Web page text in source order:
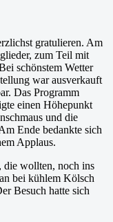
gratulieren. Am
zum Teil mit
schönstem Wetter
war ausverkauft
Das Programm
einen Höhepunkt
und die
Ende bedankte sich
Applaus.
die wollten, noch ins
bei kühlem Kölsch
Besuch hatte sich